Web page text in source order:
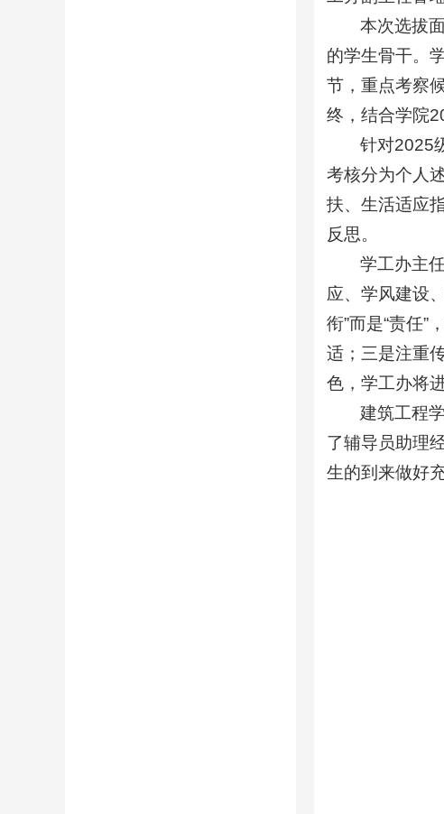
本次选拔
的学生骨干。
节，重点考察
终，结合学院
针对2025
考核分为个人
扶、生活适应
反思。
学工办主
应、学风建设
衔”而是“责任
适；三是注重
色，学工办将
建筑工程
了辅导员助理
生的到来做好